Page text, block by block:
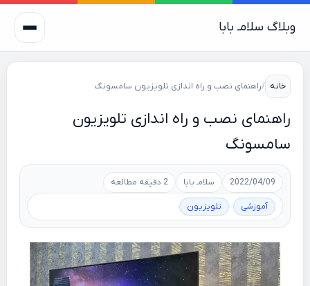
وبلاگ سلامـ بابا
خانه /راهنمای نصب و راه اندازی تلویزیون‌ سامسونگ
راهنمای نصب و راه اندازی تلویزیون‌
سامسونگ
2022/04/09 سلامـ بابا 2 دقیقه مطالعه
آموزشی تلویزیون